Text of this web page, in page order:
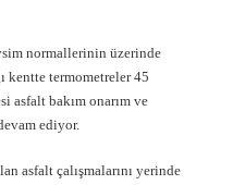
normallerinin üzerinde
kentte termometreler 45
asfalt bakım onarım ve
ediyor.
asfalt çalışmalarını yerinde